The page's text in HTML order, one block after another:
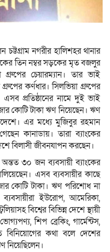
নগরীর হালিশহর থানার
তিন নম্বর সড়কের মৃত বজলুর
গ্রুপের চেয়ারম্যান। তার ভাই
কর্ণধার। সিলভিয়া গ্রুপের
প্রতিষ্ঠানের নামে দুই ভাই
কোটি টাকা ঋণ নিয়েছেন। ঋণ
এর মধ্যে মুজিবুর রহমান
কানাডায়। তারা ব্যাংকের
বিলাসী জীবনযাপন করছেন।
৩০ জন ব্যবসায়ী ব্যাংকের
এসব ব্যবসায়ীর কাছে
কোটি টাকা। ঋণ পরিশোধ না
ইউরোপ, আমেরিকা,
বিশ্বের বিভিন্ন দেশে স্থায়ী
শিপ ব্রেকিং, গার্মেন্টস,
কথা বলে দেশের
নিয়েছিলেন।